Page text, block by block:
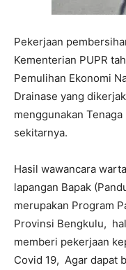
Pekerjaan
Kementerian PUPR
Pemulihan Ekonomi
Drainase yang
menggunakan
sekitarnya.
Hasil wawancara
lapangan Bapak
merupakan Program
Provinsi Bengkulu,
memberi pekerjaan
Covid 19, Agar dapat